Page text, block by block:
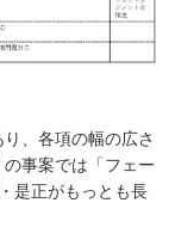
、各項の幅の広さ
事案では「フェー
是正がもっとも長